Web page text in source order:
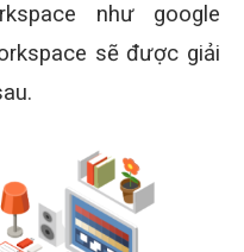
như google
sẽ được giải